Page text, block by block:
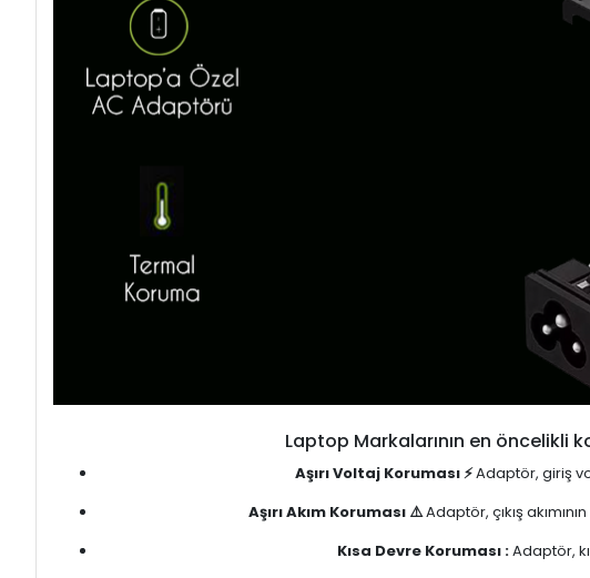
Laptop Markalarının en öncelikli
Aşırı Voltaj Koruması ⚡Adaptör, giriş
Aşırı Akım Koruması ⚠️Adaptör, çıkış
Kısa Devre Koruması :Adaptör,